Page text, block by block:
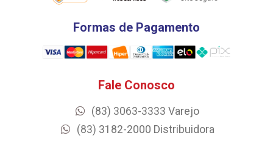
Formas de Pagamento
Fale Conosco
(83) 3063-3333 Varejo
(83) 3182-2000 Distribuidora